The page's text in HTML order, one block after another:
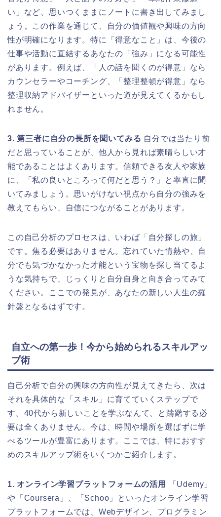
い」など、思いつくままにノートに書き出してみまし
ょう。この作業を通じて、自分の価値観や興味の方向
性が明確になります。特に「得意なこと」は、今後の
仕事や活動に直結するあなたの「強み」になる可能性
があります。例えば、「人の話を聞くのが得意」なら
カウンセラーやコーチング、「整理整頓が得意」なら
整理収納アドバイザーといった道が見えてくるかもし
れません。
3. 第三者に自分の長所を聞いてみる 自分では当たり前
だと思っていることが、他人から見れば素晴らしい才
能であることはよくあります。信頼できる友人や家族
に、「私の良いところって何だと思う？」と率直に聞
いてみましょう。思いがけない視点から自分の強みを
教えてもらい、自信につながることがあります。
この自己分析のプロセスは、いわば「自分探しの旅」
です。焦る必要はありません。忘れていた情熱や、自
分でも気づかなかった才能という宝物を探し当てるよ
うな気持ちで、じっくりと自分自身と向き合ってみて
ください。ここでの発見が、あなたの新しい人生の羅
針盤となるはずです。
自立への第一歩！今から始められるスキルアッ
プ術
自己分析で自分の興味の方向性が見えてきたら、次は
それを具体的な「スキル」に育てていくステップで
す。40代から新しいことを学ぶなんて、と躊躇する必
要は全くありません。今は、時間や場所を選ばずに学
べるツールが豊富にあります。ここでは、特におすす
めのスキルアップ術をいくつかご紹介します。
1. オンライン学習プラットフォームの活用
「Udemy」
や「Coursera」、「Schoo」といったオンライン学習
プラットフォームでは、Webデザイン、プログラミン